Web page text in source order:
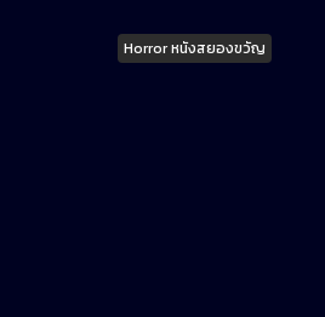
Tags
Horror หนังสยองขวัญ